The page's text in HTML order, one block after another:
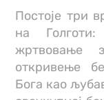
Постоје три
на
жртвовање
откривење
Бога као